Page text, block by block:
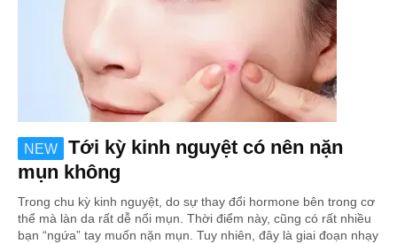
NEW
Tới kỳ kinh nguyệt có nên nặn
mụn không
Trong chu kỳ kinh nguyệt, do sự thay đổi hormone bên trong cơ
thể mà làn da rất dễ nổi mụn. Thời điểm này, cũng có rất nhiều
bạn “ngứa” tay muốn nặn mụn. Tuy nhiên, đây là giai đoạn nhạy